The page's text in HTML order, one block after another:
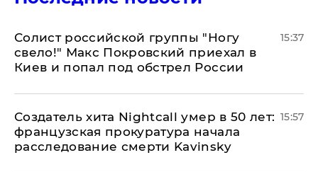
Солист российской группы "Ногу
свело!" Макс Покровский приехал в
Киев и попал под обстрел России
15:37
Создатель хита Nightcall умер в 50 лет:
французская прокуратура начала
расследование смерти Kavinsky
15:57